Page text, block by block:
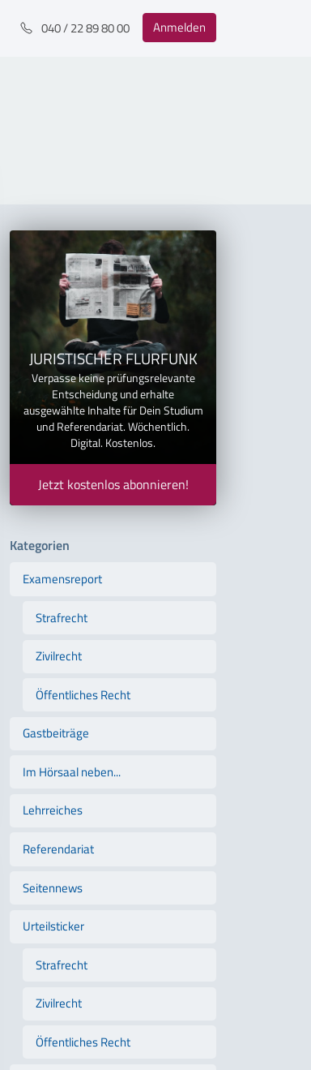
040 / 22 89 80 00 Anmelden
JURISTISCHER FLURFUNK
Verpasse keine prüfungsrelevante
Entscheidung und erhalte
ausgewählte Inhalte für Dein Studium
und Referendariat. Wöchentlich.
Digital. Kostenlos.
Jetzt kostenlos abonnieren!
Kategorien
Examensreport
Strafrecht
Zivilrecht
Öffentliches Recht
Gastbeiträge
Im Hörsaal neben...
Lehrreiches
Referendariat
Seitennews
Urteilsticker
Strafrecht
Zivilrecht
Öffentliches Recht